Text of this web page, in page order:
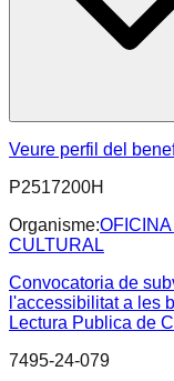
Veure perfil del
P2517200H
Organisme:
CULTURAL
Convocatoria de
l'accessibilitat a les
Lectura Publica de
7495-24-079